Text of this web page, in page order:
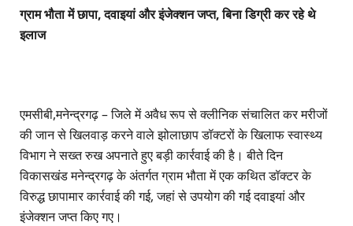
ग्राम भौता में छापा, दवाइयां और इंजेक्शन जप्त, बिना डिग्री कर रहे थे
इलाज
एमसीबी,मनेन्द्रगढ़ – जिले में अवैध रूप से क्लीनिक संचालित कर मरीजों
की जान से खिलवाड़ करने वाले झोलाछाप डॉक्टरों के खिलाफ स्वास्थ्य
विभाग ने सख्त रुख अपनाते हुए बड़ी कार्रवाई की है। बीते दिन
विकासखंड मनेन्द्रगढ़ के अंतर्गत ग्राम भौता में एक कथित डॉक्टर के
विरुद्ध छापामार कार्रवाई की गई, जहां से उपयोग की गई दवाइयां और
इंजेक्शन जप्त किए गए।